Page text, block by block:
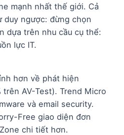
mạnh nhất thế giới. Cả
duy ngược: đừng chọn
dựa trên nhu cầu cụ thể:
lực IT.
hơn về phát hiện
trên AV-Test). Trend Micro
và email security.
Free giao diện đơn
chi tiết hơn.